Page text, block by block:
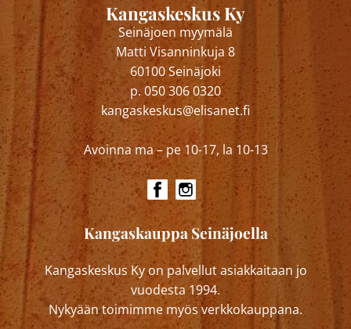
Kangaskeskus Ky
Seinäjoen myymälä
Matti Visanninkuja 8
60100 Seinäjoki
p. 050 306 0320
kangaskeskus@elisanet.fi
Avoinna ma – pe 10-17, la 10-13
Kangaskauppa Seinäjoella
Kangaskeskus Ky on palvellut asiakkaitaan jo
vuodesta 1994.
Nykyään toimimme myös verkkokauppana.